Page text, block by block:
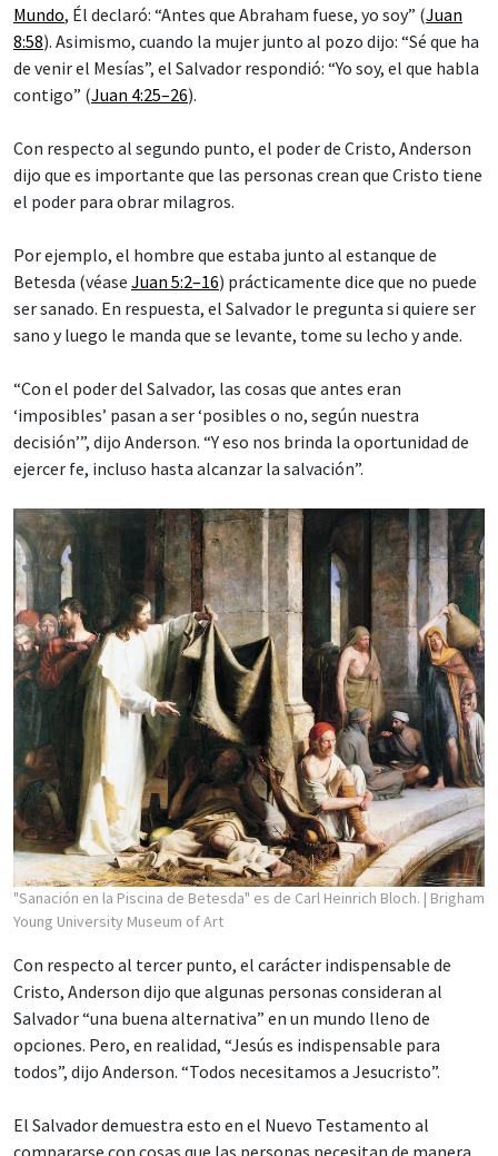
Mundo, Él declaró: “Antes que Abraham fuese, yo soy” (Juan
8:58). Asimismo, cuando la mujer junto al pozo dijo: “Sé que ha
de venir el Mesías”, el Salvador respondió: “Yo soy, el que habla
contigo” (Juan 4:25–26).
Con respecto al segundo punto, el poder de Cristo, Anderson
dijo que es importante que las personas crean que Cristo tiene
el poder para obrar milagros.
Por ejemplo, el hombre que estaba junto al estanque de
Betesda (véase Juan 5:2–16) prácticamente dice que no puede
ser sanado. En respuesta, el Salvador le pregunta si quiere ser
sano y luego le manda que se levante, tome su lecho y ande.
“Con el poder del Salvador, las cosas que antes eran
‘imposibles’ pasan a ser ‘posibles o no, según nuestra
decisión’”, dijo Anderson. “Y eso nos brinda la oportunidad de
ejercer fe, incluso hasta alcanzar la salvación”.
"Sanación en la Piscina de Betesda" es de Carl Heinrich Bloch. | Brigham
Young University Museum of Art
Con respecto al tercer punto, el carácter indispensable de
Cristo, Anderson dijo que algunas personas consideran al
Salvador “una buena alternativa” en un mundo lleno de
opciones. Pero, en realidad, “Jesús es indispensable para
todos”, dijo Anderson. “Todos necesitamos a Jesucristo”.
El Salvador demuestra esto en el Nuevo Testamento al